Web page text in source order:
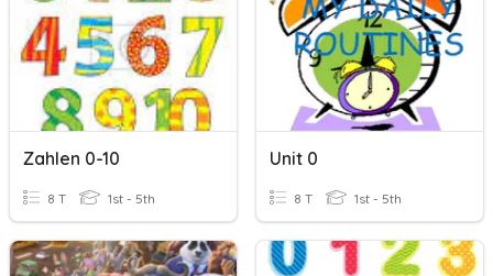
Zahlen 0-10
8 T 1st - 5th
Unit 0
8 T 1st - 5th